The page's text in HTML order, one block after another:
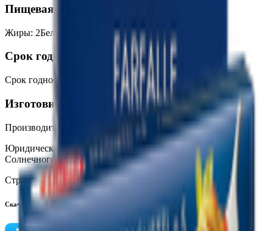
Пищевая ценность на 100г
Жиры: 2Белки Калории: 359Углеводы
Срок годности
Срок годности 30 месяцев
Изготовитель
Производитель:
ООО «Барилла Рус»
Юридический адрес: 141503, Россия, Московская область, г.
Солнечногорск, Бутырский тупик, д.1
Страна производства:Россия
Скачать приложение